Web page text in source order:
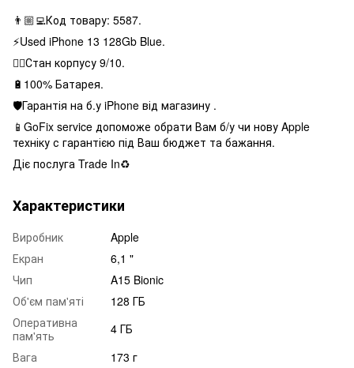
👨🏼‍💻Код товару: 5587.
⚡️Used iPhone 13 128Gb Blue.
👌🏻Стан корпусу 9/10.
🔋100% Батарея.
🛡Гарантія на б.у iPhone від магазину .
📱GoFix service допоможе обрати Вам б/у чи нову Apple
техніку с гарантією під Ваш бюджет та бажання.
Діє послуга Trade In♻️
Характеристики
Виробник
Apple
Екран
6,1 "
Чип
A15 Bionic
Об'єм пам'яті
128 ГБ
Оперативна
пам'ять
4 ГБ
Вага
173 г